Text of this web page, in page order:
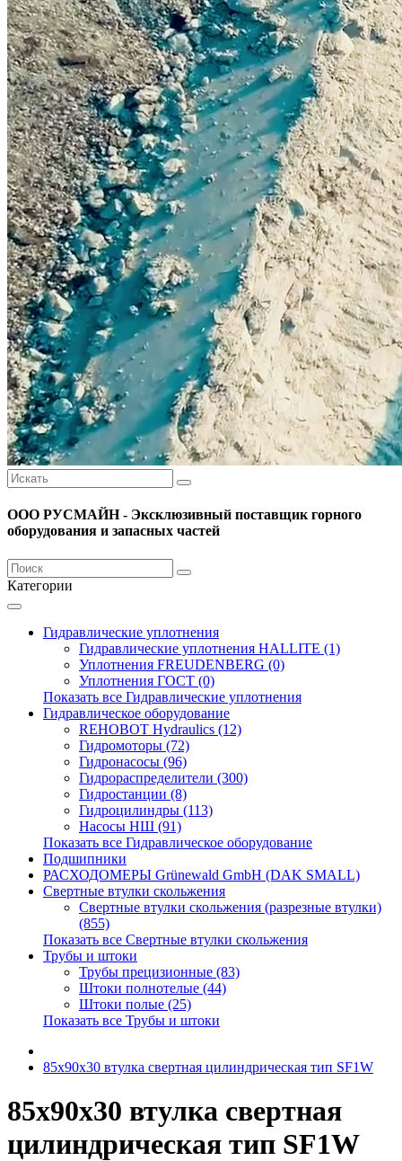
ООО РУСМАЙН - Эксклюзивный поставщик горного
оборудования и запасных частей
Категории
Гидравлические уплотнения
Гидравлические уплотнения HALLITE (1)
Уплотнения FREUDENBERG (0)
Уплотнения ГОСТ (0)
Показать все Гидравлические уплотнения
Гидравлическое оборудование
REHOBOT Hydraulics (12)
Гидромоторы (72)
Гидронасосы (96)
Гидрораспределители (300)
Гидростанции (8)
Гидроцилиндры (113)
Насосы НШ (91)
Показать все Гидравлическое оборудование
Подшипники
РАСХОДОМЕРЫ Grünewald GmbH (DAK SMALL)
Свертные втулки скольжения
Свертные втулки скольжения (разрезные втулки)
(855)
Показать все Свертные втулки скольжения
Трубы и штоки
Трубы прецизионные (83)
Штоки полнотелые (44)
Штоки полые (25)
Показать все Трубы и штоки
85x90x30 втулка свертная цилиндрическая тип SF1W
85x90x30 втулка свертная
цилиндрическая тип SF1W